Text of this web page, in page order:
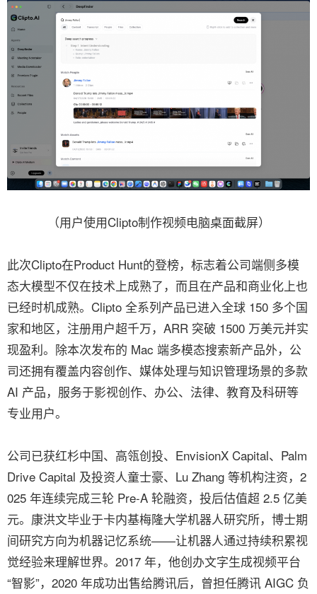
（用户使用Clipto制作视频电脑桌面截屏）
此次Clipto在Product Hunt的登榜，标志着公司端侧多模
态大模型不仅在技术上成熟了，而且在产品和商业化上也
已经时机成熟。Clipto 全系列产品已进入全球 150 多个国
家和地区，注册用户超千万，ARR 突破 1500 万美元并实
现盈利。除本次发布的 Mac 端多模态搜索新产品外，公
司还拥有覆盖内容创作、媒体处理与知识管理场景的多款
AI 产品，服务于影视创作、办公、法律、教育及科研等
专业用户。
公司已获红杉中国、高瓴创投、EnvisionX Capital、Palm
Drive Capital 及投资人童士豪、Lu Zhang 等机构注资，2
025 年连续完成三轮 Pre-A 轮融资，投后估值超 2.5 亿美
元。康洪文毕业于卡内基梅隆大学机器人研究所，博士期
间研究方向为机器记忆系统——让机器人通过持续积累视
觉经验来理解世界。2017 年，他创办文字生成视频平台
“智影”，2020 年成功出售给腾讯后，曾担任腾讯 AIGC 负